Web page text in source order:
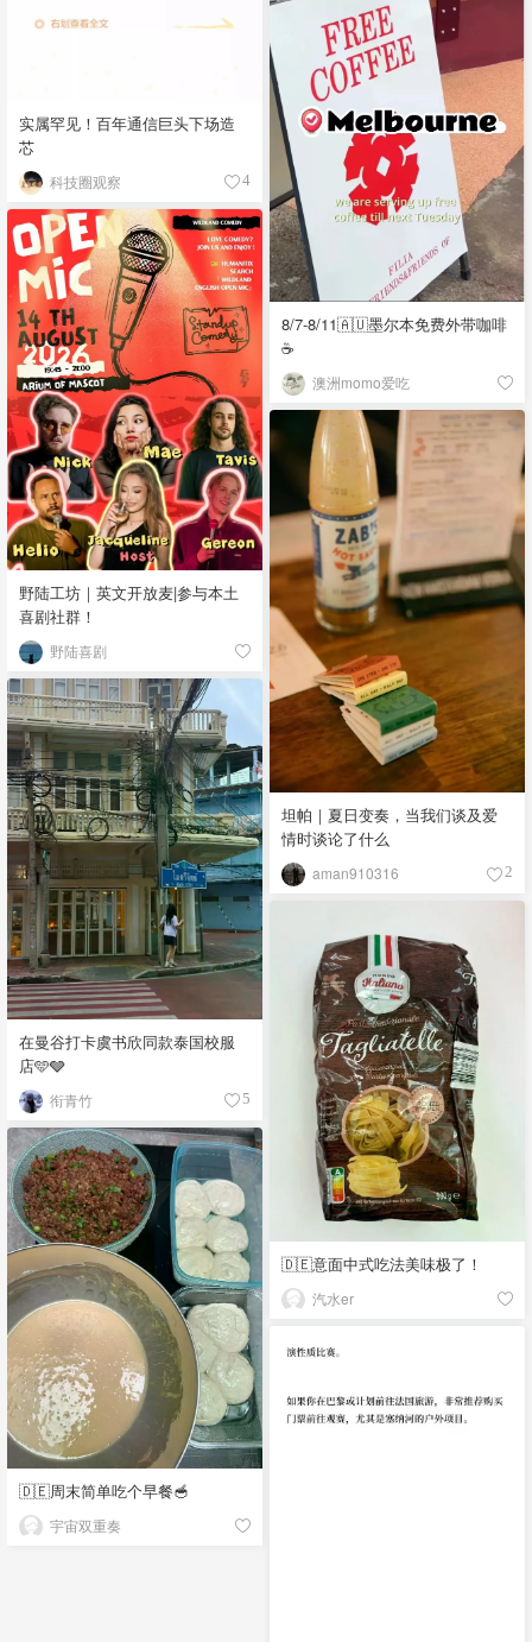
实属罕见！百年通信巨头下场造
芯
科技圈观察 4
8/7-8/11🇦🇺墨尔本免费外带咖啡
☕
澳洲momo爱吃
野陆工坊｜英文开放麦|参与本土
喜剧社群！
野陆喜剧
坦帕｜夏日变奏，当我们谈及爱
情时谈论了什么
aman910316 2
在曼谷打卡虞书欣同款泰国校服
店🩵🩶
衔青竹 5
🇩🇪意面中式吃法美味极了！
汽水er
🇩🇪周末简单吃个早餐🥣
宇宙双重奏